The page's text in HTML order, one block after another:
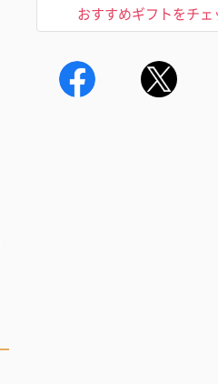
おすすめギフトをチェ